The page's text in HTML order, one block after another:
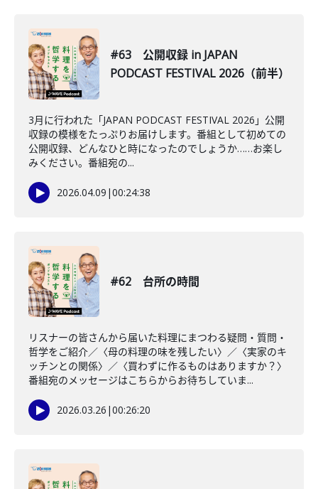
#63 公開収録 in JAPAN
PODCAST FESTIVAL 2026（前半）
3月に行われた「JAPAN PODCAST FESTIVAL 2026」公開
収録の模様をたっぷりお届けします。番組として初めての
公開収録、どんなひと時になったのでしょうか……お楽し
みください。番組宛の...
2026.04.09 |00:24:38
#62 台所の時間
リスナーの皆さんから届いた料理にまつわる疑問・質問・
哲学をご紹介／〈母の料理の味を残したい〉／〈実家のキ
ッチンとの関係〉／〈買わずに作るものはありますか？〉
番組宛のメッセージはこちらからお待ちしていま...
2026.03.26 |00:26:20